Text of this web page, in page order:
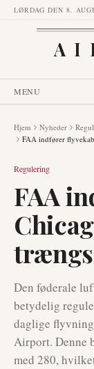
LØRDAG DEN 8.
MENU
Hjem Nyheder
FAA indfører
Regulering
FAA
Den føderale
betydelig
daglige
Airport. Denne
med 280,